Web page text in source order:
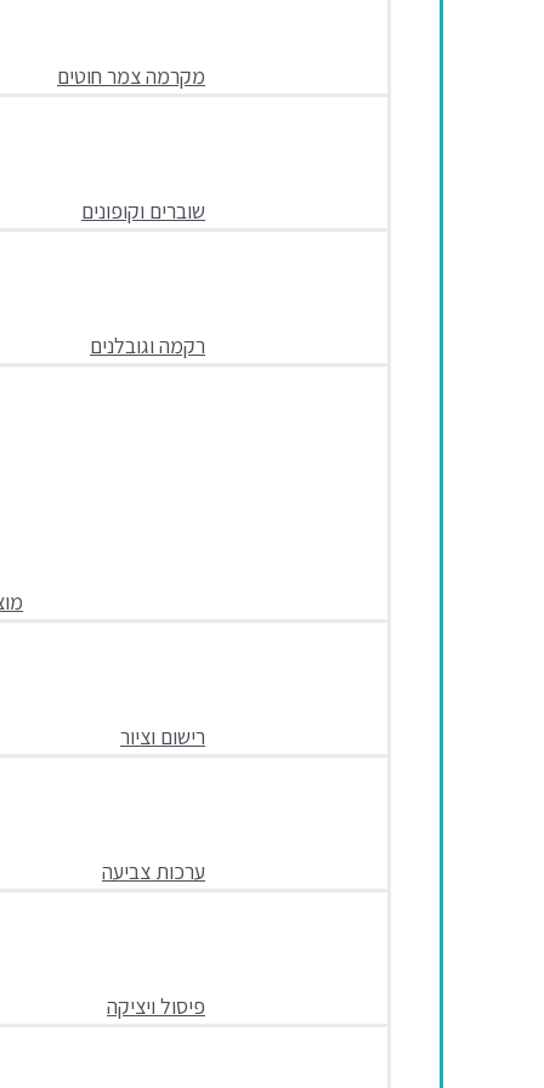
מקרמה צמר חוטים
שוברים וקופונים
רקמה וגובלנים
רישום וציור
ערכות צביעה
פיסול ויציקה